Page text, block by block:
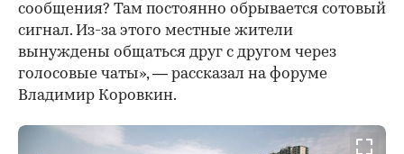
сообщения? Там постоянно обрывается сотовый
сигнал. Из-за этого местные жители
вынуждены общаться друг с другом через
голосовые чаты», — рассказал на форуме
Владимир Коровкин.